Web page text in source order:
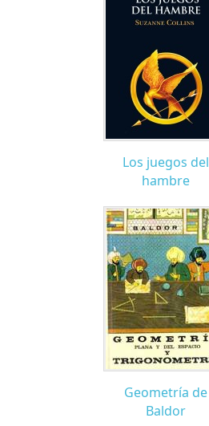
Los juegos del
hambre
Geometría de
Baldor